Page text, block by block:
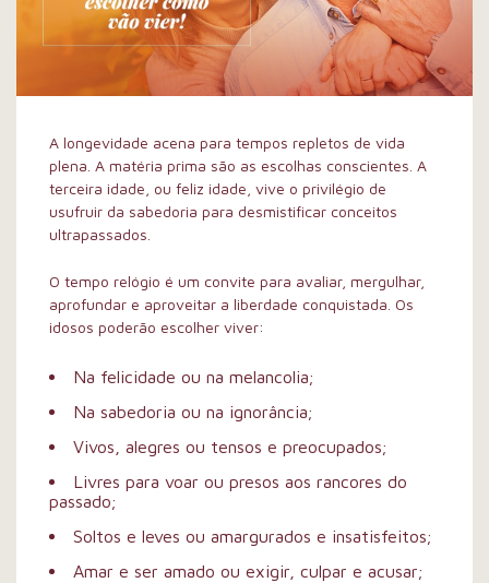
A longevidade acena para tempos repletos de vida
plena. A matéria prima são as escolhas conscientes. A
terceira idade, ou feliz idade, vive o privilégio de
usufruir da sabedoria para desmistificar conceitos
ultrapassados.
O tempo relógio é um convite para avaliar, mergulhar,
aprofundar e aproveitar a liberdade conquistada. Os
idosos poderão escolher viver:
Na felicidade ou na melancolia;
Na sabedoria ou na ignorância;
Vivos, alegres ou tensos e preocupados;
Livres para voar ou presos aos rancores do
passado;
Soltos e leves ou amargurados e insatisfeitos;
Amar e ser amado ou exigir, culpar e acusar;